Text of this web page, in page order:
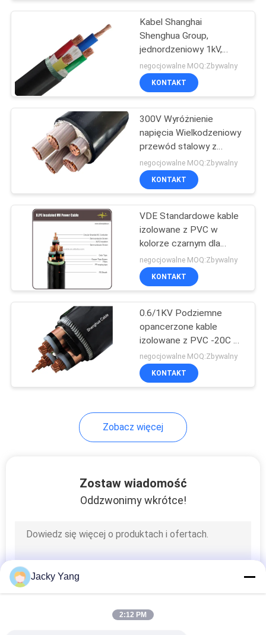
Antena Wiązany
kabel
Przewód z gumową
osłoną
Kable sterujące
ekranowanym
Kabel
wysokotemperaturowy
Kabel Shanghai
Shenghua Group,
jednordzeniowy 1kV,
przewód miedziany,
izolacja PVC, kabel
elektryczny w osłonie
negocjowalne MOQ:Zbywalny
KONTAKT
300V Wyróżnienie
napięcia Wielkodzeniowy
przewód stalowy z
osłoną 1,5 mm2 do 400
mm2 Wielkość kabla do
zastosowań ciężkich
negocjowalne MOQ:Zbywalny
KONTAKT
VDE Standardowe kable
izolowane z PVC w
kolorze czarnym dla
urządzeń elektrycznych
gospodarstw domowych
negocjowalne MOQ:Zbywalny
KONTAKT
0.6/1KV Podziemne
opancerzone kable
izolowane z PVC -20C do
70C dla podziemnych
rozwiązań dystrybucji
energii
negocjowalne MOQ:Zbywalny
KONTAKT
Zobacz więcej
Zostaw wiadomość
Oddzwonimy wkrótce!
Jacky Yang
2:12 PM